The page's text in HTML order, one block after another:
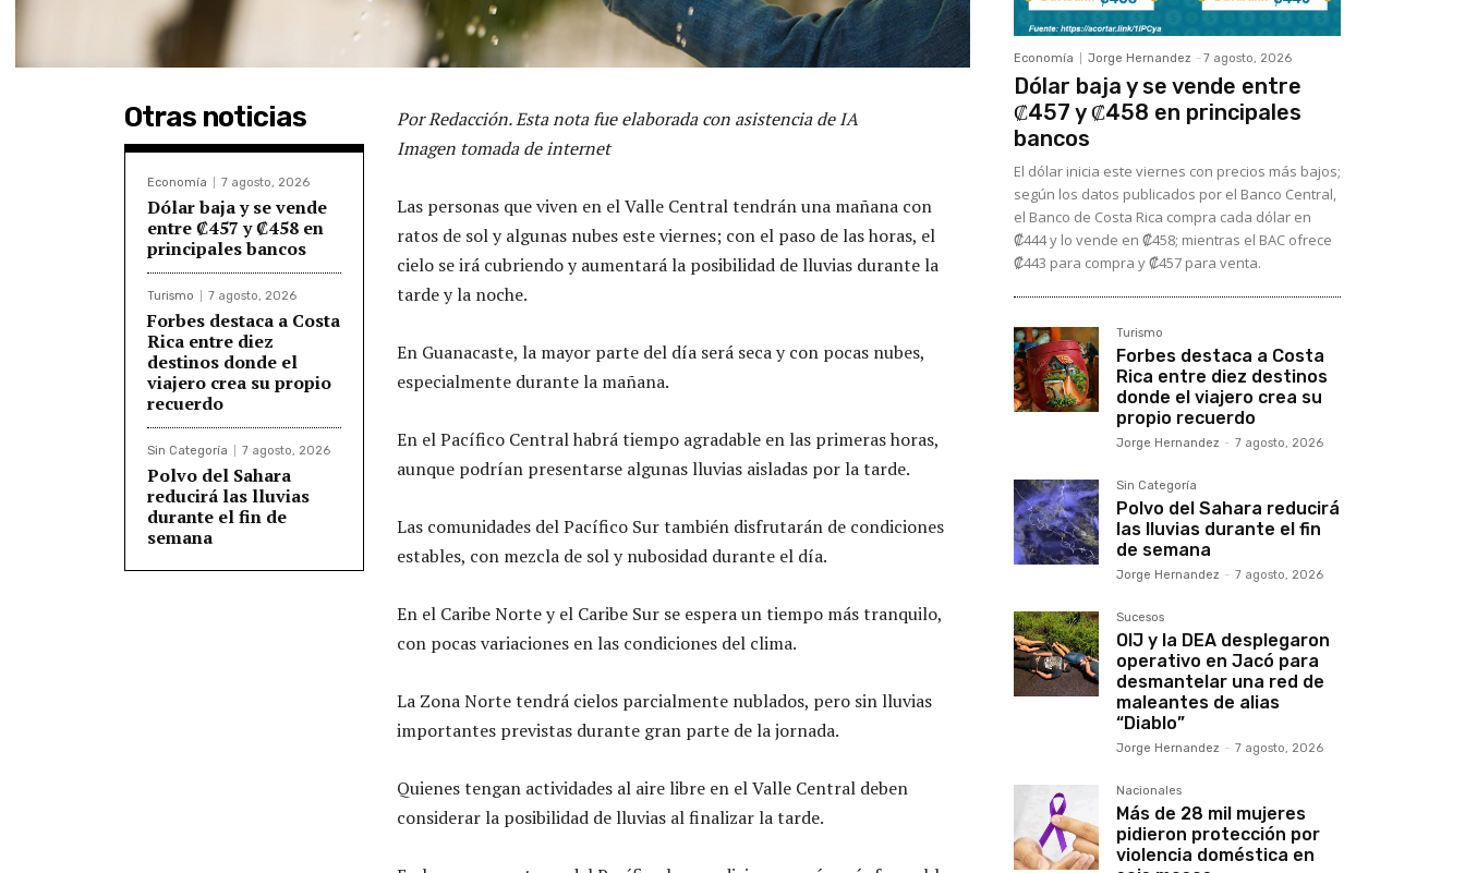
Otras noticias
Economía 7 agosto, 2026
Dólar baja y se vende
entre ₡457 y ₡458 en
principales bancos
Turismo 7 agosto, 2026
Forbes destaca a Costa
Rica entre diez
destinos donde el
viajero crea su propio
recuerdo
Sin Categoría 7 agosto, 2026
Polvo del Sahara
reducirá las lluvias
durante el fin de
semana
Por Redacción. Esta nota fue elaborada con asistencia de IA
Imagen tomada de internet
Las personas que viven en el Valle Central tendrán una mañana con
ratos de sol y algunas nubes este viernes; con el paso de las horas, el
cielo se irá cubriendo y aumentará la posibilidad de lluvias durante la
tarde y la noche.
En Guanacaste, la mayor parte del día será seca y con pocas nubes,
especialmente durante la mañana.
En el Pacífico Central habrá tiempo agradable en las primeras horas,
aunque podrían presentarse algunas lluvias aisladas por la tarde.
Las comunidades del Pacífico Sur también disfrutarán de condiciones
estables, con mezcla de sol y nubosidad durante el día.
En el Caribe Norte y el Caribe Sur se espera un tiempo más tranquilo,
con pocas variaciones en las condiciones del clima.
La Zona Norte tendrá cielos parcialmente nublados, pero sin lluvias
importantes previstas durante gran parte de la jornada.
Quienes tengan actividades al aire libre en el Valle Central deben
considerar la posibilidad de lluvias al finalizar la tarde.
Economía Jorge Hernandez - 7 agosto, 2026
Dólar baja y se vende entre
₡457 y ₡458 en principales
bancos
El dólar inicia este viernes con precios más bajos;
según los datos publicados por el Banco Central,
el Banco de Costa Rica compra cada dólar en
₡444 y lo vende en ₡458; mientras el BAC ofrece
₡443 para compra y ₡457 para venta.
Turismo
Forbes destaca a Costa
Rica entre diez destinos
donde el viajero crea su
propio recuerdo
Jorge Hernandez - 7 agosto, 2026
Sin Categoría
Polvo del Sahara reducirá
las lluvias durante el fin
de semana
Jorge Hernandez - 7 agosto, 2026
Sucesos
OIJ y la DEA desplegaron
operativo en Jacó para
desmantelar una red de
maleantes de alias
“Diablo”
Jorge Hernandez - 7 agosto, 2026
Nacionales
Más de 28 mil mujeres
pidieron protección por
violencia doméstica en